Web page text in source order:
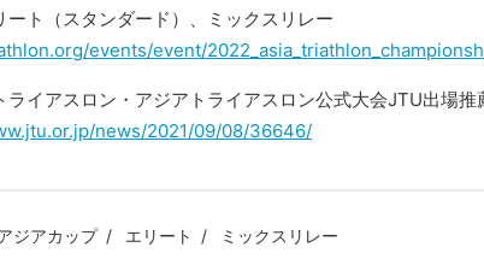
ート（スタンダード）、ミックスリレー
events/event/
ライアスロン・アジアトライアスロン公式大会JTU出場推
news/2021/09/08/36646/
ジアカップ エリート ミックスリレー